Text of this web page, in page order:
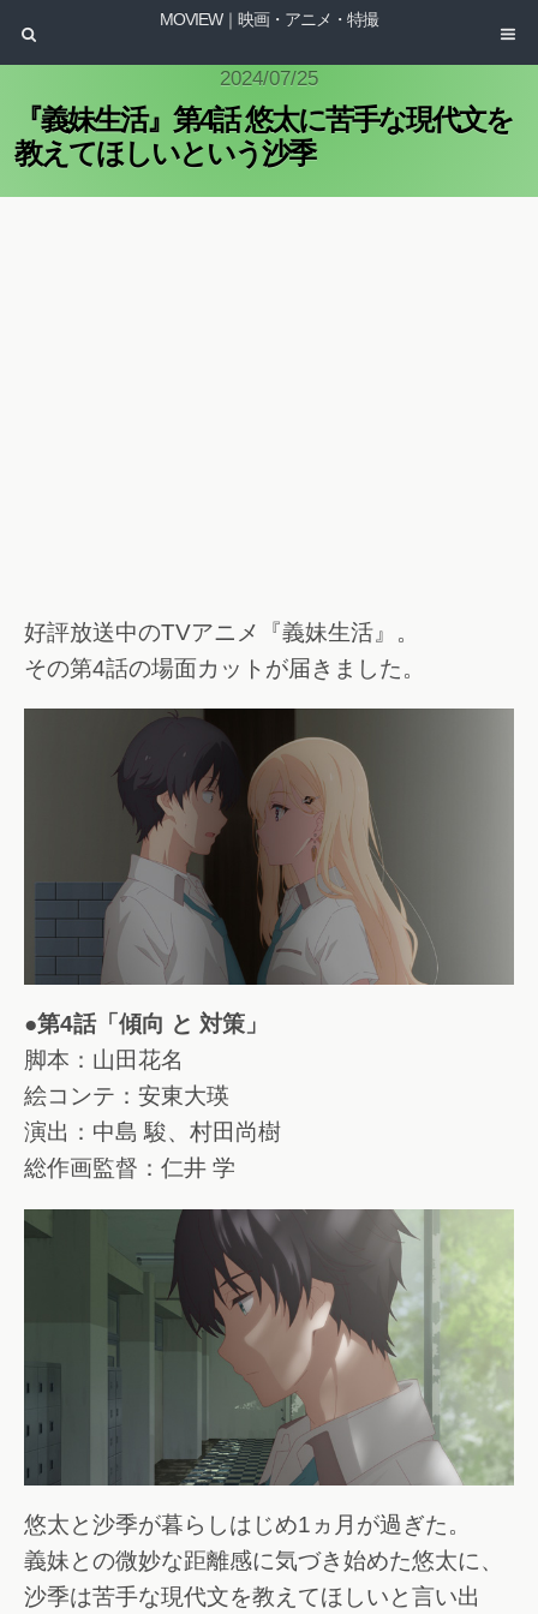
MOVIEW｜映画・アニメ・特撮
2024/07/25
『義妹生活』第4話 悠太に苦手な現代文を
教えてほしいという沙季
好評放送中のTVアニメ『義妹生活』。
その第4話の場面カットが届きました。
●第4話「傾向 と 対策」
脚本：山田花名
絵コンテ：安東大瑛
演出：中島 駿、村田尚樹
総作画監督：仁井 学
悠太と沙季が暮らしはじめ1ヵ月が過ぎた。
義妹との微妙な距離感に気づき始めた悠太に、
沙季は苦手な現代文を教えてほしいと言い出